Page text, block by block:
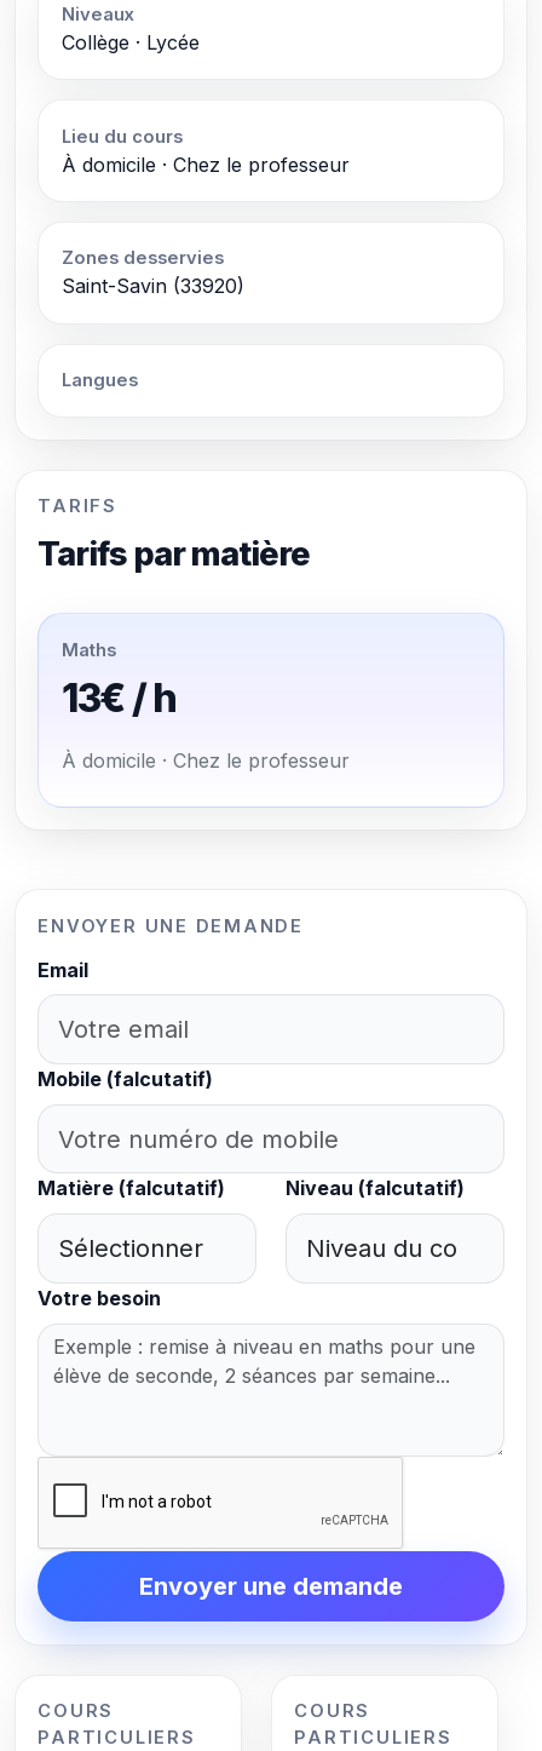
Niveaux
Collège · Lycée
Lieu du cours
À domicile · Chez le professeur
Zones desservies
Saint-Savin (33920)
Langues
TARIFS
Tarifs par matière
Maths
13€ / h
À domicile · Chez le professeur
ENVOYER UNE DEMANDE
Email
Mobile (falcutatif)
Matière (falcutatif) Niveau (falcutatif)
Votre besoin
Envoyer une demande
COURS
PARTICULIERS
COURS
PARTICULIERS